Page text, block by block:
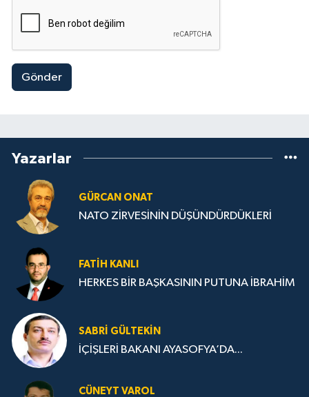
Gönder
Yazarlar
GÜRCAN ONAT
NATO ZİRVESİNİN DÜŞÜNDÜRDÜKLERİ
FATIH KANLI
HERKES BİR BAŞKASININ PUTUNA İBRAHİM
SABRI GÜLTEKIN
İÇİŞLERİ BAKANI AYASOFYA’DA...
CÜNEYT VAROL